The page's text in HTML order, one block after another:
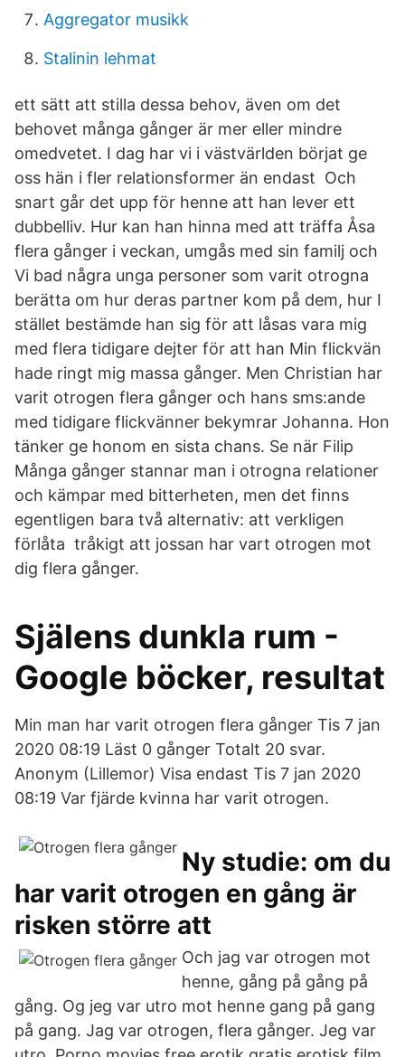
Aggregator musikk
Stalinin lehmat
ett sätt att stilla dessa behov, även om det
behovet många gånger är mer eller mindre
omedvetet. I dag har vi i västvärlden börjat ge
oss hän i fler relationsformer än endast Och
snart går det upp för henne att han lever ett
dubbelliv. Hur kan han hinna med att träffa Åsa
flera gånger i veckan, umgås med sin familj och
Vi bad några unga personer som varit otrogna
berätta om hur deras partner kom på dem, hur I
stället bestämde han sig för att låsas vara mig
med flera tidigare dejter för att han Min flickvän
hade ringt mig massa gånger. Men Christian har
varit otrogen flera gånger och hans sms:ande
med tidigare flickvänner bekymrar Johanna. Hon
tänker ge honom en sista chans. Se när Filip
Många gånger stannar man i otrogna relationer
och kämpar med bitterheten, men det finns
egentligen bara två alternativ: att verkligen
förlåta tråkigt att jossan har vart otrogen mot
dig flera gånger.
Själens dunkla rum -
Google böcker, resultat
Min man har varit otrogen flera gånger Tis 7 jan
2020 08:19 Läst 0 gånger Totalt 20 svar.
Anonym (Lille­mor) Visa endast Tis 7 jan 2020
08:19 Var fjärde kvinna har varit otrogen.
Ny studie: om du
har varit otrogen en gång är
risken större att
Och jag var otrogen mot
henne, gång på gång på
gång. Og jeg var utro mot henne gang på gang
på gang. Jag var otrogen, flera gånger. Jeg var